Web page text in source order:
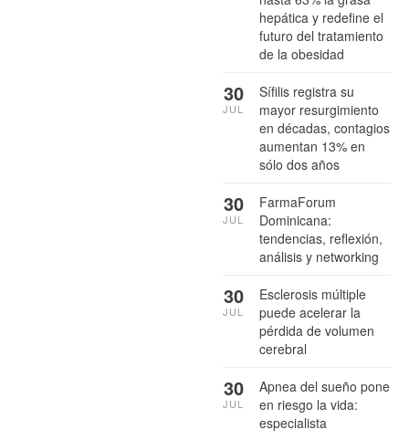
hepática y redefine el
futuro del tratamiento
de la obesidad
Sífilis registra su
mayor resurgimiento
en décadas, contagios
aumentan 13% en
sólo dos años
30
JUL
FarmaForum
Dominicana:
tendencias, reflexión,
análisis y networking
30
JUL
Esclerosis múltiple
puede acelerar la
pérdida de volumen
cerebral
30
JUL
Apnea del sueño pone
en riesgo la vida:
especialista
30
JUL